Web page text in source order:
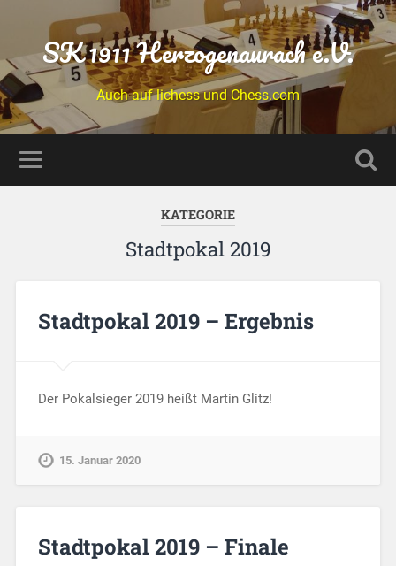
SK 1911 Herzogenaurach e.V.
Auch auf lichess und Chess.com
KATEGORIE
Stadtpokal 2019
Stadtpokal 2019 – Ergebnis
Der Pokalsieger 2019 heißt Martin Glitz!
15. Januar 2020
Stadtpokal 2019 – Finale